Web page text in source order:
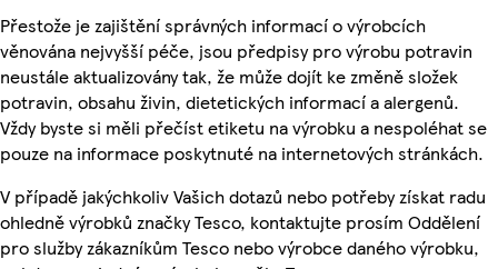
Přestože je zajištění správných informací o výrobcích
věnována nejvyšší péče, jsou předpisy pro výrobu potravin
neustále aktualizovány tak, že může dojít ke změně složek
potravin, obsahu živin, dietetických informací a alergenů.
Vždy byste si měli přečíst etiketu na výrobku a nespoléhat se
pouze na informace poskytnuté na internetových stránkách.
V případě jakýchkoliv Vašich dotazů nebo potřeby získat radu
ohledně výrobků značky Tesco, kontaktujte prosím Oddělení
pro služby zákazníkům Tesco nebo výrobce daného výrobku,